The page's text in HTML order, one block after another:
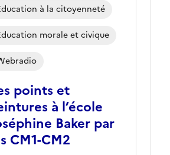
points et
à l’école
Baker par
CM1-CM2
à la citoyenneté
morale et civique